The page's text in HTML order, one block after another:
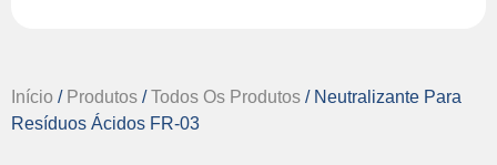
Início / Produtos /Todos Os Produtos / Neutralizante Para
Resíduos Ácidos FR-03